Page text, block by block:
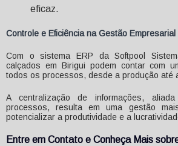
eficaz.
Controle e Eficiência na Gestão Empresarial
Com o sistema ERP da Softpool
calçados em Birigui podem contar com
todos os processos, desde a produção até
A centralização de informações,
processos, resulta em uma gestão
potencializar a produtividade e a
Entre em Contato e Conheça Mais